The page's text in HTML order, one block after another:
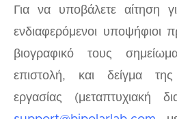
Για να υποβάλετε αίτηση
ενδιαφερόμενοι υποψήφιοι
βιογραφικό τους
επιστολή, και δείγμα
εργασίας (μεταπτυχιακή